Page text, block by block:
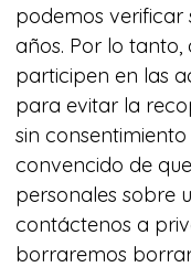
podemos verificar
años. Por lo
participen en las
para evitar la
sin
convencido de
personales sobre
contáctenos a
borraremos